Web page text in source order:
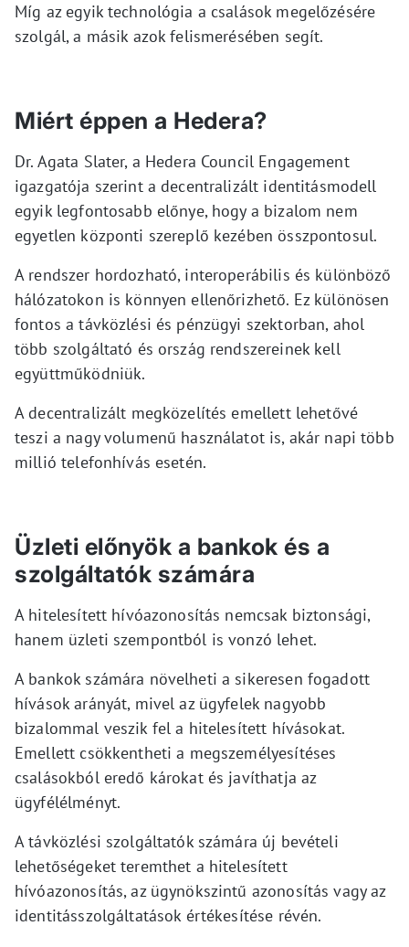
Míg az egyik technológia a csalások megelőzésére
szolgál, a másik azok felismerésében segít.
Miért éppen a Hedera?
Dr. Agata Slater, a Hedera Council Engagement
igazgatója szerint a decentralizált identitásmodell
egyik legfontosabb előnye, hogy a bizalom nem
egyetlen központi szereplő kezében összpontosul.
A rendszer hordozható, interoperábilis és különböző
hálózatokon is könnyen ellenőrizhető. Ez különösen
fontos a távközlési és pénzügyi szektorban, ahol
több szolgáltató és ország rendszereinek kell
együttműködniük.
A decentralizált megközelítés emellett lehetővé
teszi a nagy volumenű használatot is, akár napi több
millió telefonhívás esetén.
Üzleti előnyök a bankok és a
szolgáltatók számára
A hitelesített hívóazonosítás nemcsak biztonsági,
hanem üzleti szempontból is vonzó lehet.
A bankok számára növelheti a sikeresen fogadott
hívások arányát, mivel az ügyfelek nagyobb
bizalommal veszik fel a hitelesített hívásokat.
Emellett csökkentheti a megszemélyesítéses
csalásokból eredő károkat és javíthatja az
ügyfélélményt.
A távközlési szolgáltatók számára új bevételi
lehetőségeket teremthet a hitelesített
hívóazonosítás, az ügynökszintű azonosítás vagy az
identitásszolgáltatások értékesítése révén.